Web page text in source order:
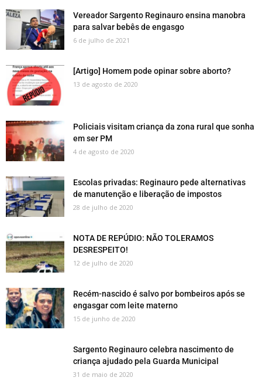
Vereador Sargento Reginauro ensina manobra
para salvar bebês de engasgo
6 de julho de 2021
[Artigo] Homem pode opinar sobre aborto?
13 de agosto de 2020
Policiais visitam criança da zona rural que sonha
em ser PM
4 de agosto de 2020
Escolas privadas: Reginauro pede alternativas
de manutenção e liberação de impostos
28 de julho de 2020
NOTA DE REPÚDIO: NÃO TOLERAMOS
DESRESPEITO!
12 de julho de 2020
Recém-nascido é salvo por bombeiros após se
engasgar com leite materno
15 de junho de 2020
Sargento Reginauro celebra nascimento de
criança ajudado pela Guarda Municipal
31 de maio de 2020